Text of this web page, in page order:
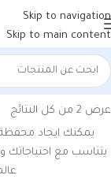
Skip to navigation
Skip to main content
الرئيسية/منتجات
عرض ⁦2⁩ من كل النتائج
يمكنك ايجاد محفظة
يتناسب مع